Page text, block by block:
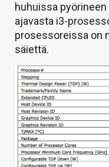
huhuissa
ajavasta i3-
prosessoreissa on
säiettä.